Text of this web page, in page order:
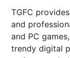
TGFC
and
and PC
trendy digital